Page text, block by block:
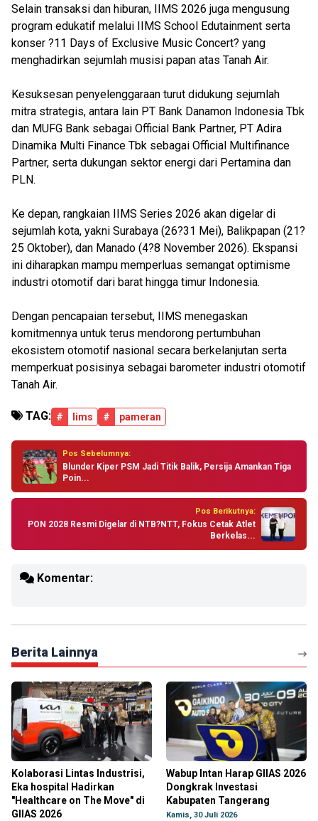
Selain transaksi dan hiburan, IIMS 2026 juga mengusung
program edukatif melalui IIMS School Edutainment serta
konser ?11 Days of Exclusive Music Concert? yang
menghadirkan sejumlah musisi papan atas Tanah Air.
Kesuksesan penyelenggaraan turut didukung sejumlah
mitra strategis, antara lain PT Bank Danamon Indonesia Tbk
dan MUFG Bank sebagai Official Bank Partner, PT Adira
Dinamika Multi Finance Tbk sebagai Official Multifinance
Partner, serta dukungan sektor energi dari Pertamina dan
PLN.
Ke depan, rangkaian IIMS Series 2026 akan digelar di
sejumlah kota, yakni Surabaya (26?31 Mei), Balikpapan (21?
25 Oktober), dan Manado (4?8 November 2026). Ekspansi
ini diharapkan mampu memperluas semangat optimisme
industri otomotif dari barat hingga timur Indonesia.
Dengan pencapaian tersebut, IIMS menegaskan
komitmennya untuk terus mendorong pertumbuhan
ekosistem otomotif nasional secara berkelanjutan serta
memperkuat posisinya sebagai barometer industri otomotif
Tanah Air.
TAG: # Iims # pameran
Pos Sebelumnya:
Blunder Kiper PSM Jadi Titik Balik, Persija Amankan Tiga
Poin...
Pos Berikutnya:
PON 2028 Resmi Digelar di NTB?NTT, Fokus Cetak Atlet
Berkelas...
Komentar:
Berita Lainnya
Kolaborasi Lintas Industrisi,
Eka hospital Hadirkan
"Healthcare on The Move" di
GIIAS 2026
Wabup Intan Harap GIIAS 2026
Dongkrak Investasi
Kabupaten Tangerang
Kamis, 30 Juli 2026